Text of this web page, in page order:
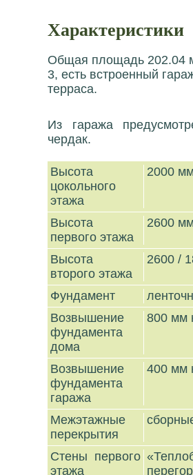
Характеристики
Общая площадь 202.04
3, есть встроенный
терраса.
Из гаража
чердак.
Высота
цокольного
этажа
2000
Высота
первого этажа
2600
Высота
второго этажа
2600 /
Фундамент
Возвышение
фундамента
дома
800 мм
Возвышение
фундамента
гаража
400 мм
Межэтажные
перекрытия
Стены первого
этажа